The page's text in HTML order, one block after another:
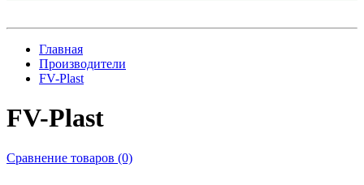
Главная
Производители
FV-Plast
FV-Plast
Сравнение товаров (0)